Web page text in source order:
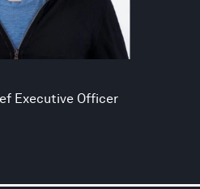
Executive Officer